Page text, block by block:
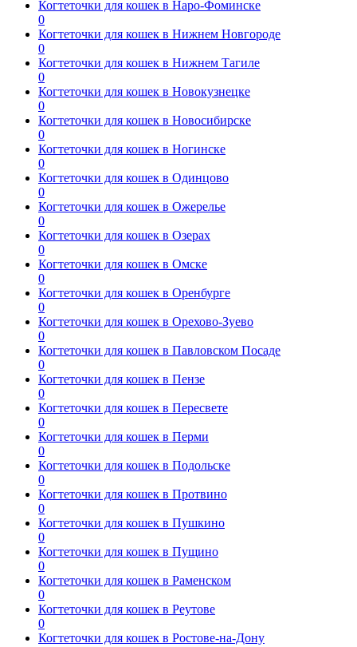
Когтеточки для кошек в Наро-Фоминске
0
Когтеточки для кошек в Нижнем Новгороде
0
Когтеточки для кошек в Нижнем Тагиле
0
Когтеточки для кошек в Новокузнецке
0
Когтеточки для кошек в Новосибирске
0
Когтеточки для кошек в Ногинске
0
Когтеточки для кошек в Одинцово
0
Когтеточки для кошек в Ожерелье
0
Когтеточки для кошек в Озерах
0
Когтеточки для кошек в Омске
0
Когтеточки для кошек в Оренбурге
0
Когтеточки для кошек в Орехово-Зуево
0
Когтеточки для кошек в Павловском Посаде
0
Когтеточки для кошек в Пензе
0
Когтеточки для кошек в Пересвете
0
Когтеточки для кошек в Перми
0
Когтеточки для кошек в Подольске
0
Когтеточки для кошек в Протвино
0
Когтеточки для кошек в Пушкино
0
Когтеточки для кошек в Пущино
0
Когтеточки для кошек в Раменском
0
Когтеточки для кошек в Реутове
0
Когтеточки для кошек в Ростове-на-Дону